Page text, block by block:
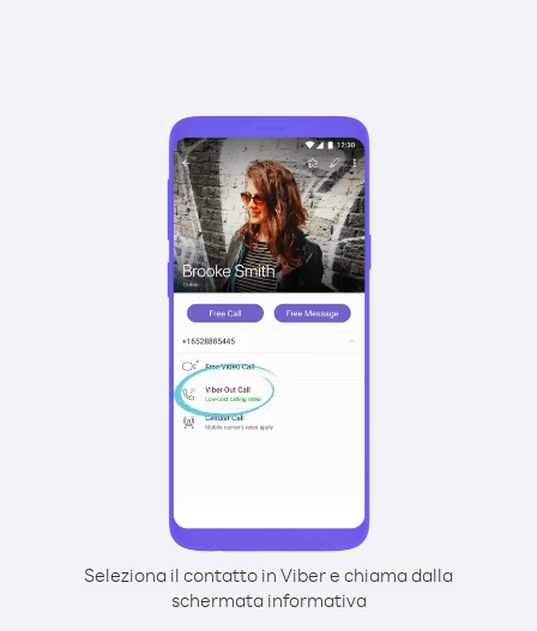
Seleziona il contatto in Viber e chiama dalla
schermata informativa